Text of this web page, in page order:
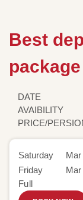
Best
package
DATE
AVAIBILITY
PRICE/
Saturday
Mar
Friday
Mar
Full